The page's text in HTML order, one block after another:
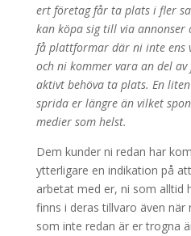
ert företag får ta plats i fler
kan köpa sig till via annonser
få plattformar där ni inte ens
och ni kommer vara an del
aktivt behöva ta plats. En
sprida er längre än vilket
medier som helst.
Dem kunder ni redan har
ytterligare en indikation på
arbetat med er, ni som alltid
finns i deras tillvaro även när
som inte redan är er trogna